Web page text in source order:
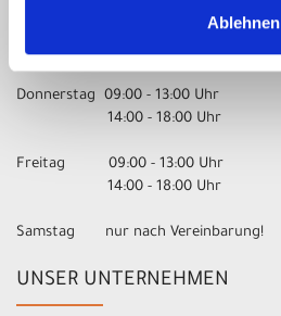
Ablehnen
Mittwoch 09:00 - 13:00 Uhr
Donnerstag 09:00 - 13:00 Uhr
14:00 - 18:00 Uhr
Freitag 09:00 - 13:00 Uhr
14:00 - 18:00 Uhr
Samstag nur nach Vereinbarung!
UNSER UNTERNEHMEN